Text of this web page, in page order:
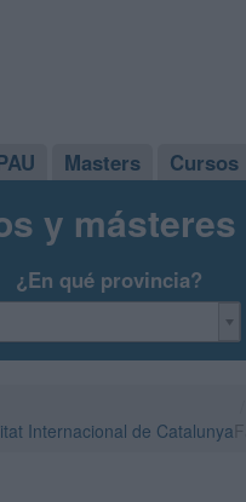
Masters Cursos
y
¿En qué provincia?
Internacional de Catalunya